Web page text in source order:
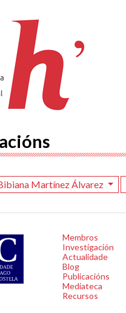
Martínez Álvarez
Membros
Investigación
Actualidade
Blog
Publicacións
Mediateca
Recursos